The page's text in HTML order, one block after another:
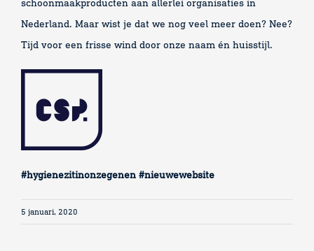
schoonmaakproducten aan allerlei organisaties in
Nederland. Maar wist je dat we nog veel meer doen? Nee?
Tijd voor een frisse wind door onze naam én huisstijl.
#hygienezitinonzegenen #nieuwewebsite
5 januari, 2020